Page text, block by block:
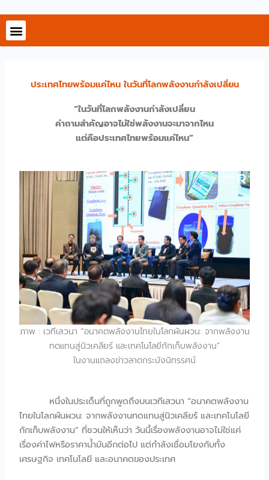
to
content
ประเทศไทยพร้อมแค่ไหน ในวันที่โลกพลังงานกำลังเปลี่ยน
“ในวันที่โลกพลังงานกำลังเปลี่ยน
คำถามสำคัญอาจไม่ใช่พลังงานจะมาจากไหน
แต่คือประเทศไทยพร้อมแค่ไหน”
ภาพ : เวทีเสวนา “อนาคตพลังงานไทยในโลกผันผวน: จากพลังงาน
ทดแทนสู่นิวเคลียร์ และเทคโนโลยีกักเก็บพลังงาน”
ในงานแถลงข่าวลาดกระบังนิทรรศน์
หนึ่งในประเด็นที่ถูกพูดถึงบนเวทีเสวนา “อนาคตพลังงาน
ไทยในโลกผันผวน: จากพลังงานทดแทนสู่นิวเคลียร์ และเทคโนโลยี
กักเก็บพลังงาน” ที่ชวนให้เห็นว่า วันนี้เรื่องพลังงานอาจไม่ใช่แค่
เรื่องค่าไฟหรือราคาน้ำมันอีกต่อไป แต่กำลังเชื่อมโยงกับทั้ง
เศรษฐกิจ เทคโนโลยี และอนาคตของประเทศ